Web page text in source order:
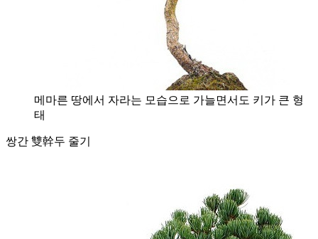
메마른 땅에서 자라는 모습으로 가늘면서도 키가 큰 형
태
쌍간 雙幹두 줄기